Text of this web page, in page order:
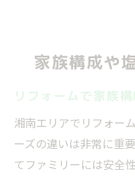
家族構成や
リフォームで家族
湘南エリアでリフォー
ーズの違いは非常に重
てファミリーには安全